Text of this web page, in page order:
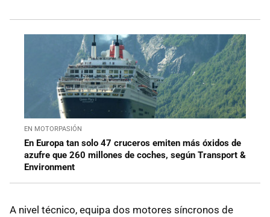
EN MOTORPASIÓN
En Europa tan solo 47 cruceros emiten más óxidos de
azufre que 260 millones de coches, según Transport &
Environment
A nivel técnico, equipa dos motores síncronos de